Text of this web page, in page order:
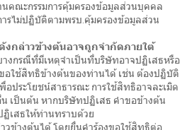
คณะกรรมการคุ้มครองข้อมูลส่วนบุคคล
รไม่ปฏิบัติตามพรบ.คุ้มครองข้อมูลส่วน
งกล่าวข้างต้นอาจถูกจำกัดภายใต้
างกรณีที่มีเหตุจำเป็นที่บริษัทอาจปฏิเสธหรือ
อใช้สิทธิข้างต้นของท่านได้ เช่น ต้องปฏิบัติ
ประโยชน์สาธารณะ การใช้สิทธิอาจละเมิด
เป็นต้น หากบริษัทปฏิเสธ คำขอข้างต้น
เสธให้ท่านทราบด้วย
วข้างต้นได้ โดยยื่นคำร้องขอใช้สิทธิต่อ